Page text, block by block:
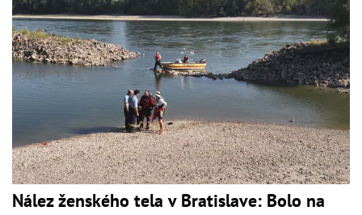
Nález ženského tela v Bratislave: Bolo na